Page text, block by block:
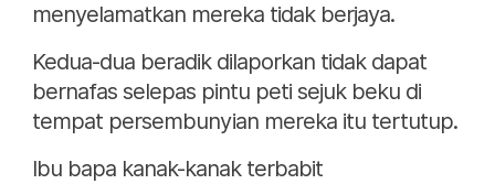
menyelamatkan mereka tidak berjaya.
Kedua-dua beradik dilaporkan tidak dapat
bernafas selepas pintu peti sejuk beku di
tempat persembunyian mereka itu tertutup.
Ibu bapa kanak-kanak terbabit